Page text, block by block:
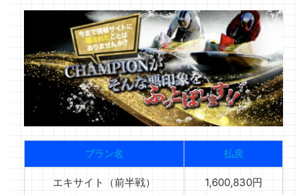
プラン名 払戻
エキサイト（前半戦） 1,600,830円